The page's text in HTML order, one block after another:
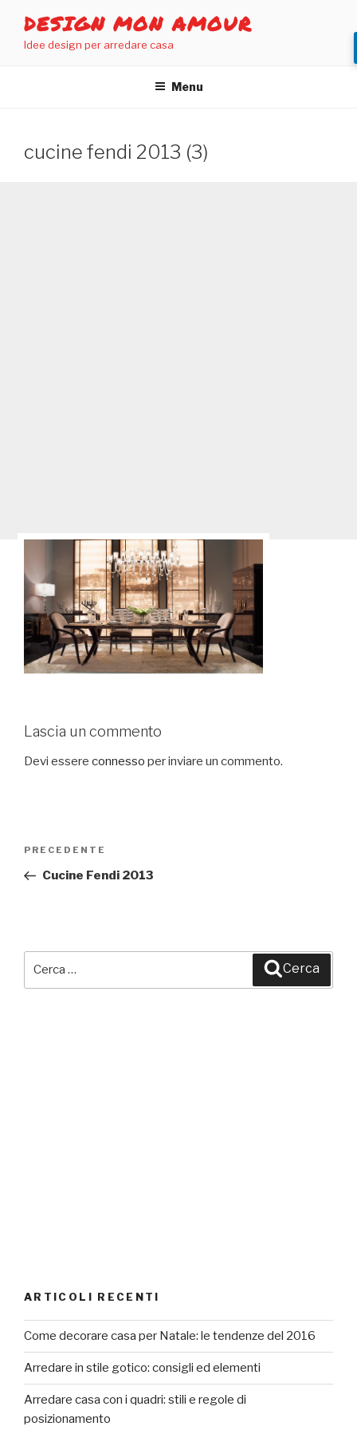
contenuto
DESIGN MON AMOUR
Idee design per arredare casa
Menu
cucine fendi 2013 (3)
Lascia un commento
Devi essere connesso per inviare un commento.
Navigazione
Articolo
precedente:
PRECEDENTE
Cucine Fendi 2013
Cerca
ARTICOLI RECENTI
Come decorare casa per Natale: le tendenze del 2016
Arredare in stile gotico: consigli ed elementi
Arredare casa con i quadri: stili e regole di
posizionamento